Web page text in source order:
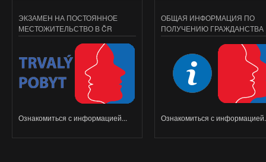
ЭКЗАМЕН НА ПОСТОЯННОЕ
МЕСТОЖИТЕЛЬСТВО В ČR
Ознакомиться с информацией...
ОБЩАЯ ИНФОРМАЦИЯ ПО
ПОЛУЧЕНИЮ ГРАЖДАНСТВА
Ознакомиться с